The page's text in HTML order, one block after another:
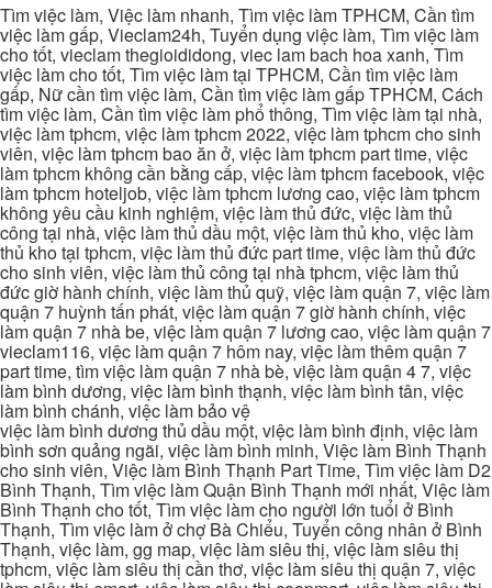
Tìm việc làm, Việc làm nhanh, Tìm việc làm TPHCM, Cần tìm
việc làm gấp, Vieclam24h, Tuyển dụng việc làm, Tìm việc làm
cho tốt, vieclam thegioididong, viec lam bach hoa xanh, Tìm
việc làm cho tốt, Tìm việc làm tại TPHCM, Cần tìm việc làm
gấp, Nữ cần tìm việc làm, Cần tìm việc làm gấp TPHCM, Cách
tìm việc làm, Cần tìm việc làm phổ thông, Tìm việc làm tại nhà,
việc làm tphcm, việc làm tphcm 2022, việc làm tphcm cho sinh
viên, việc làm tphcm bao ăn ở, việc làm tphcm part time, việc
làm tphcm không cần bằng cấp, việc làm tphcm facebook, việc
làm tphcm hoteljob, việc làm tphcm lương cao, việc làm tphcm
không yêu cầu kinh nghiệm, việc làm thủ đức, việc làm thủ
công tại nhà, việc làm thủ dầu một, việc làm thủ kho, việc làm
thủ kho tại tphcm, việc làm thủ đức part time, việc làm thủ đức
cho sinh viên, việc làm thủ công tại nhà tphcm, việc làm thủ
đức giờ hành chính, việc làm thủ quỹ, việc làm quận 7, việc làm
quận 7 huỳnh tấn phát, việc làm quận 7 giờ hành chính, việc
làm quận 7 nhà be, việc làm quận 7 lương cao, việc làm quận 7
vieclam116, việc làm quận 7 hôm nay, việc làm thêm quận 7
part time, tìm việc làm quận 7 nhà bè, việc làm quận 4 7, việc
làm bình dương, việc làm bình thạnh, việc làm bình tân, việc
làm bình chánh, việc làm bảo vệ
việc làm bình dương thủ dầu một, việc làm bình định, việc làm
bình sơn quảng ngãi, việc làm bình minh, Việc làm Bình Thạnh
cho sinh viên, Việc làm Bình Thạnh Part Time, Tìm việc làm D2
Bình Thạnh, Tìm việc làm Quận Bình Thạnh mới nhất, Việc làm
Bình Thạnh cho tốt, Tìm việc làm cho người lớn tuổi ở Bình
Thạnh, Tìm việc làm ở chợ Bà Chiểu, Tuyển công nhân ở Bình
Thạnh, việc làm, gg map, việc làm siêu thị, việc làm siêu thị
tphcm, việc làm siêu thị cần thơ, việc làm siêu thị quận 7, việc